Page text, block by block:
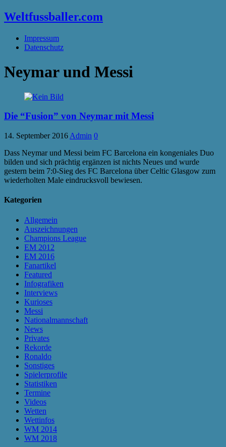
Weltfussballer.com
Impressum
Datenschutz
Neymar und Messi
Die “Fusion” von Neymar mit Messi
14. September 2016 Admin 0
Dass Neymar und Messi beim FC Barcelona ein kongeniales Duo
bilden und sich prächtig ergänzen ist nichts Neues und wurde
gestern beim 7:0-Sieg des FC Barcelona über Celtic Glasgow zum
wiederholten Male eindrucksvoll bewiesen.
Kategorien
Allgemein
Auszeichnungen
Champions League
EM 2012
EM 2016
Fanartikel
Featured
Infografiken
Interviews
Kurioses
Messi
Nationalmannschaft
News
Privates
Rekorde
Ronaldo
Sonstiges
Spielerprofile
Statistiken
Termine
Videos
Wetten
Wettinfos
WM 2014
WM 2018